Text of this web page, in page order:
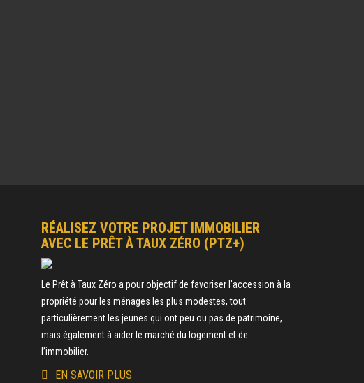
RÉALISEZ VOTRE PROJET IMMOBILIER
AVEC LE PRÊT À TAUX ZÉRO (PTZ+)
Le Prêt à Taux Zéro a pour objectif de favoriser l’accession à la
propriété pour les ménages les plus modestes, tout
particulièrement les jeunes qui ont peu ou pas de patrimoine,
mais également à aider le marché du logement et de
l’immobilier.
EN SAVOIR PLUS